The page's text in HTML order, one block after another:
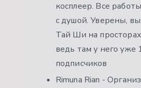
косплеер. Все
с душой. Уверены,
Тай Ши на
ведь там у него уже
подписчиков
Rimuna Rian -